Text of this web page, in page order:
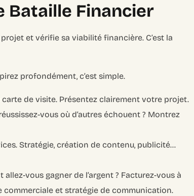
Bataille Financier
et vérifie sa viabilité financière. C’est la
profondément, c’est simple.
de visite. Présentez clairement votre projet.
vous où d’autres échouent ? Montrez
Stratégie, création de contenu, publicité…
allez-vous gagner de l’argent ? Facturez-vous à
commerciale et stratégie de communication.